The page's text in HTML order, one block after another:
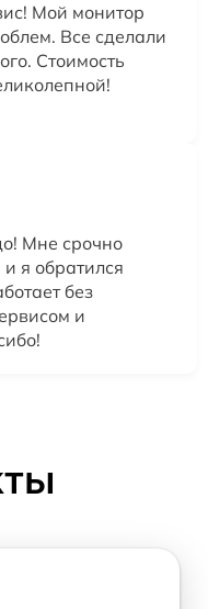
Мой монитор
Все сделали
Стоимость
Мне срочно
я обратился
без
и